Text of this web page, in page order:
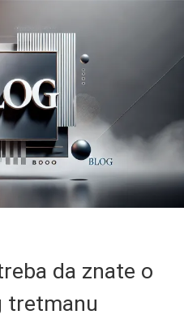
da znate o
tretmanu